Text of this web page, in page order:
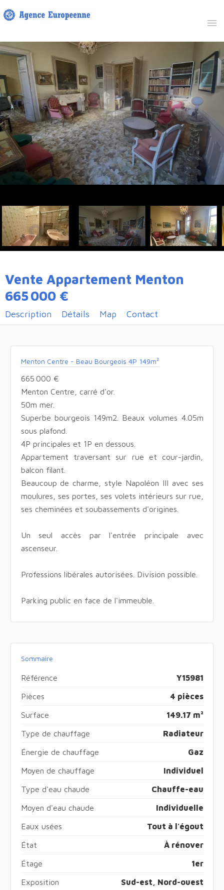
Vente Appartement Menton
665 000 €
Description Détails Map Contact
Menton Centre - Beau Bourgeois 4P 149m²
665 000 €
Menton Centre, carré d'or.
50m mer.
Superbe bourgeois 149m2. Beaux volumes 4.05m
sous plafond.
4P principales et 1P en dessous.
Appartement traversant sur rue et cour-jardin,
balcon filant.
Beaucoup de charme, style Napoléon III avec ses
moulures, ses portes, ses volets intérieurs sur rue,
ses cheminées et soubassements d'origines.
Un seul accès par l'entrée principale avec
ascenseur.
Professions libérales autorisées. Division possible.
Parking public en face de l'immeuble.
Sommaire
Référence Y15981
Pièces 4 pièces
Surface 149.17 m²
Type de chauffage Radiateur
Énergie de chauffage Gaz
Moyen de chauffage Individuel
Type d'eau chaude Chauffe-eau
Moyen d'eau chaude Individuelle
Eaux usées Tout à l'égout
État À rénover
Étage 1er
Exposition Sud-est, Nord-ouest